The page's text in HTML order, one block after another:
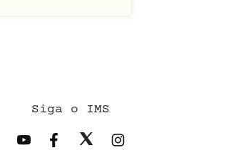
Siga o IMS